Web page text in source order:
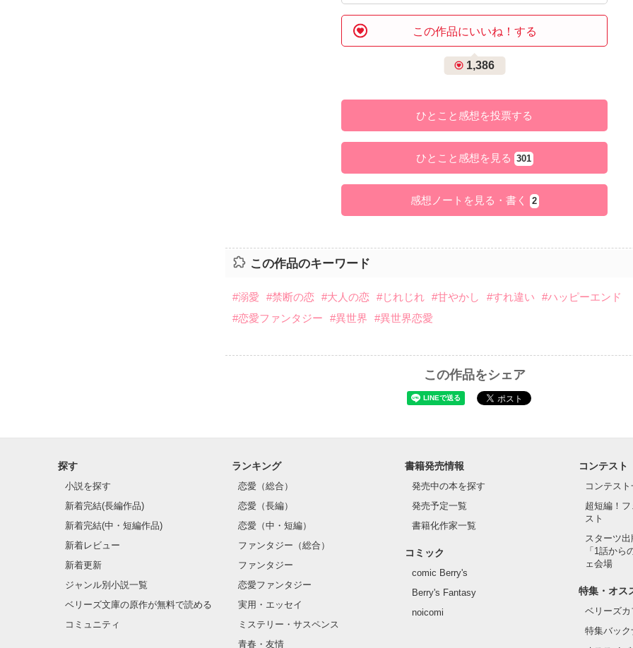
この作品にいいね！する
1,386
ひとこと感想を投票する
ひとこと感想を見る 301
感想ノートを見る・書く 2
この作品のキーワード
#溺愛 #禁断の恋 #大人の恋 #じれじれ #甘やかし #すれ違い
#ハッピーエンド
#恋愛ファンタジー
#異世界 #異世界恋愛
この作品をシェア
探す
小説を探す
新着完結(長編作品)
新着完結(中・短編作品)
新着レビュー
新着更新
ジャンル別小説一覧
ベリーズ文庫の原作が無料で読める
コミュニティ
ランキング
恋愛（総合）
恋愛（長編）
恋愛（中・短編）
ファンタジー（総合）
ファンタジー
恋愛ファンタジー
実用・エッセイ
ミステリー・サスペンス
青春・友情
書籍発売情報
発売中の本を探す
発売予定一覧
書籍化作家一覧
コミック
comic Berry's
Berry's Fantasy
noicomi
コンテスト
コンテス
超短編！
スト
スターツ
「1話から
ェ会場
特集・オス
ベリーズ
特集バッ